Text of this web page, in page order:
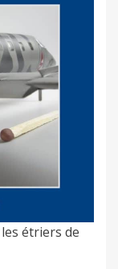
étriers de